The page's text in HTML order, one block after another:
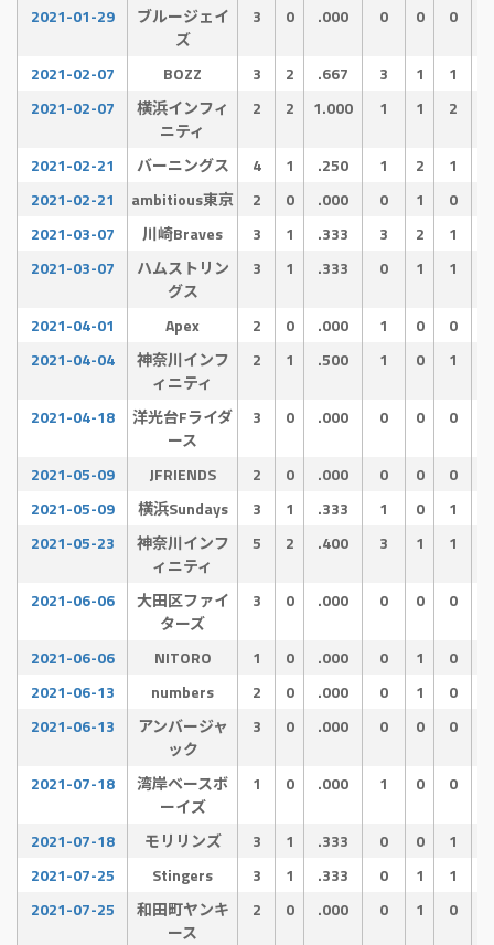
2021-01-29
ブルージェイ
ズ
3 0 .000 0 0 0
2021-02-07 BOZZ 3 2 .667 3 1 1
2021-02-07
横浜インフィ
ニティ
2 2 1.000 1 1 2
2021-02-21 バーニングス 4 1 .250 1 2 1
2021-02-21
ambitious東京 2 0 .000 0 1 0
2021-03-07
川崎Braves 3 1 .333 3 2 1
2021-03-07
ハムストリン
グス
3 1 .333 0 1 1
2021-04-01 Apex 2 0 .000 1 0 0
2021-04-04
神奈川インフ
ィニティ
2 1 .500 1 0 1
2021-04-18
洋光台Fライダ
ース
3 0 .000 0 0 0
2021-05-09 JFRIENDS 2 0 .000 0 0 0
2021-05-09
横浜Sundays 3 1 .333 1 0 1
2021-05-23
神奈川インフ
ィニティ
5 2 .400 3 1 1
2021-06-06
大田区ファイ
ターズ
3 0 .000 0 0 0
2021-06-06 NITORO 1 0 .000 0 1 0
2021-06-13
numbers 2 0 .000 0 1 0
2021-06-13
アンバージャ
ック
3 0 .000 0 0 0
2021-07-18
湾岸ベースボ
ーイズ
1 0 .000 1 0 0
2021-07-18 モリリンズ 3 1 .333 0 0 1
2021-07-25
Stingers 3 1 .333 0 1 1
2021-07-25
和田町ヤンキ
ース
2 0 .000 0 1 0